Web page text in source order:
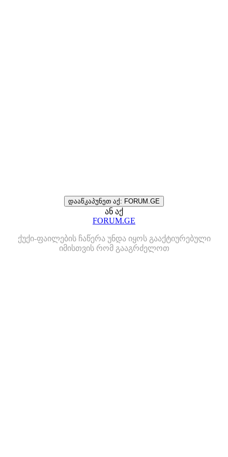
დააწკაპუნეთ აქ: FORUM.GE
ან აქ
FORUM.GE
ქუქი-ფაილების ჩაწერა უნდა იყოს გააქტიურებული
იმისთვის რომ გააგრძელოთ